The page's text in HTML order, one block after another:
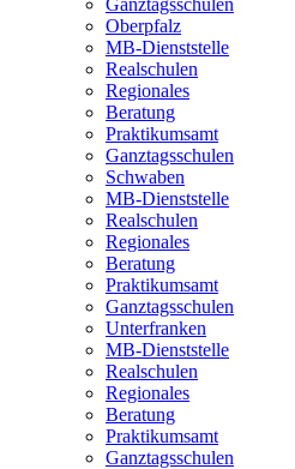
Ganztagsschulen
Oberpfalz
MB-Dienststelle
Realschulen
Regionales
Beratung
Praktikumsamt
Ganztagsschulen
Schwaben
MB-Dienststelle
Realschulen
Regionales
Beratung
Praktikumsamt
Ganztagsschulen
Unterfranken
MB-Dienststelle
Realschulen
Regionales
Beratung
Praktikumsamt
Ganztagsschulen